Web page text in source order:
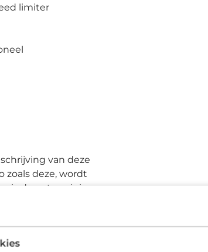
limiter
van deze
zoals deze, wordt
is de auto zuinig
behoren ook
audiobediening
halen. Geen
en